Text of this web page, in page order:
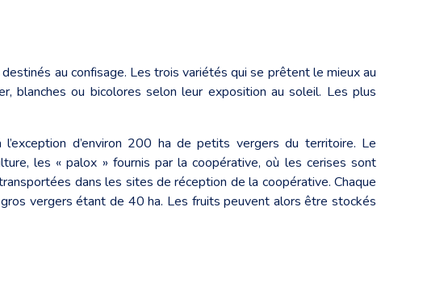
au confisage. Les trois variétés qui se prêtent le mieux au
blanches ou bicolores selon leur exposition au soleil. Les plus
d’environ 200 ha de petits vergers du territoire. Le
les « palox » fournis par la coopérative, où les cerises sont
dans les sites de réception de la coopérative. Chaque
vergers étant de 40 ha. Les fruits peuvent alors être stockés